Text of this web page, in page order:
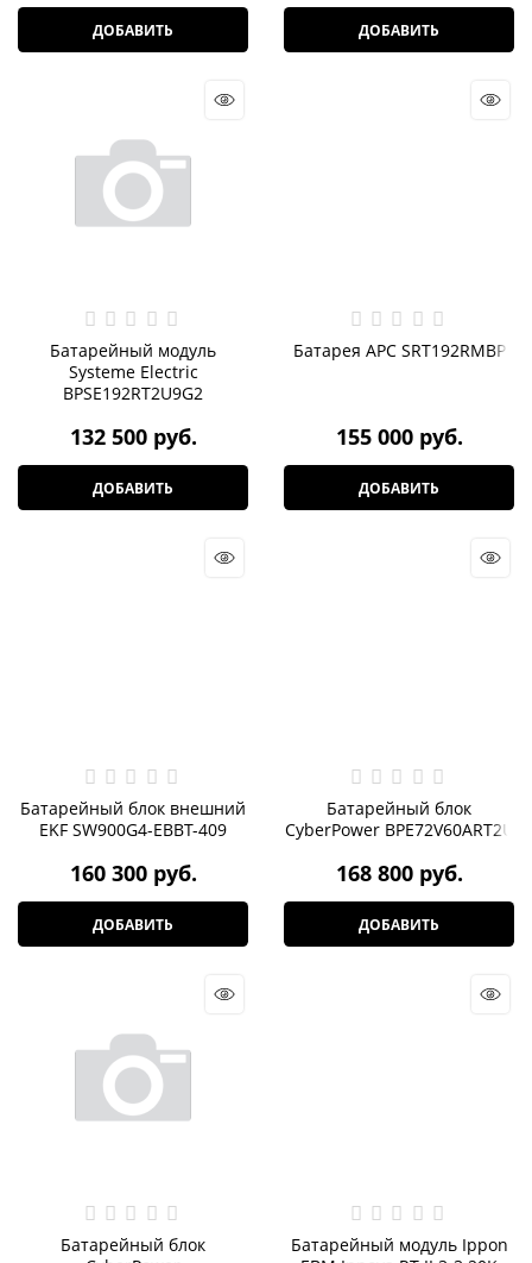
ДОБАВИТЬ ДОБАВИТЬ
Батарейный модуль
Systeme Electric
BPSE192RT2U9G2
132 500 руб.
ДОБАВИТЬ
Батарея APC SRT192RMBP
155 000 руб.
ДОБАВИТЬ
Батарейный блок внешний
EKF SW900G4-EBBT-409
160 300 руб.
ДОБАВИТЬ
Батарейный блок
CyberPower BPE72V60ART2U
168 800 руб.
ДОБАВИТЬ
Батарейный блок
Батарейный модуль Ippon